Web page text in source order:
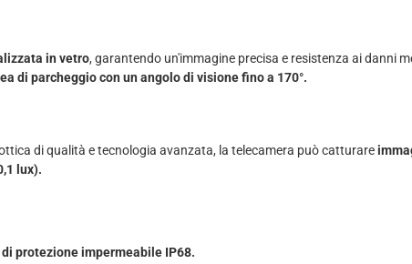
in vetro, garantendo un'immagine precisa e resistenza ai danni
di parcheggio con un angolo di visione fino a 170°.
di qualità e tecnologia avanzata, la telecamera può catturare
lux).
protezione impermeabile IP68.